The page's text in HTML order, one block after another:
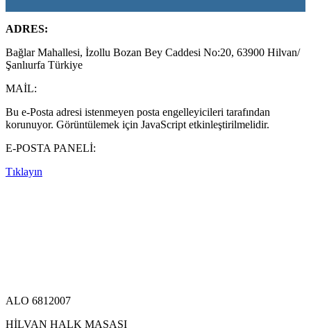
ADRES:
Bağlar Mahallesi, İzollu Bozan Bey Caddesi No:20, 63900 Hilvan/
Şanlıurfa Türkiye
MAİL:
Bu e-Posta adresi istenmeyen posta engelleyicileri tarafından
korunuyor. Görüntülemek için JavaScript etkinleştirilmelidir.
E-POSTA PANELİ:
Tıklayın
ALO 6812007
HİLVAN HALK MASASI